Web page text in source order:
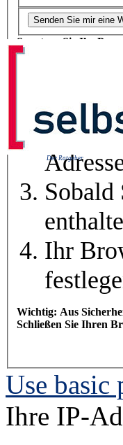
Der Ratgeber
So setzen Sie Ihr
Bitte
Mail-
Eine
Ihr
Wichtig: Aus
Schließen Sie Ihren
Use basic
Ihre IP-